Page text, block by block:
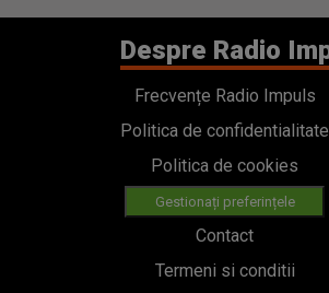
Despre Radio
Frecvențe Radio Impuls
Politica de confidentialitate
Politica de cookies
Gestionați preferințele
Contact
Termeni si conditii